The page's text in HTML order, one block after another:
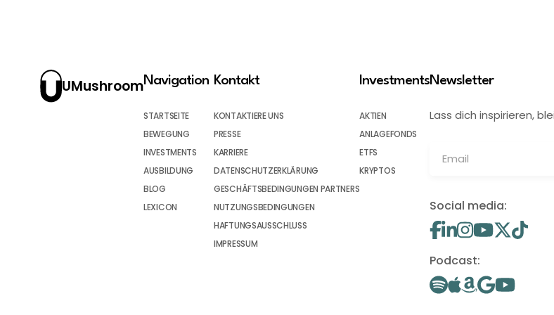
UMushroomNavigation
STARTSEITE
BEWEGUNG
INVESTMENTS
AUSBILDUNG
BLOG
LEXICON
Kontakt
KONTAKTIERE UNS
PRESSE
KARRIERE
DATENSCHUTZERKLÄRUNG
GESCHÄFTSBEDINGUNGEN PARTNERS
NUTZUNGSBEDINGUNGEN
HAFTUNGSAUSSCHLUSS
IMPRESSUM
Investments
AKTIEN
ANLAGEFONDS
ETFS
KRYPTOS
Newsletter
Lass dich inspirieren,
Social media:
Podcast: